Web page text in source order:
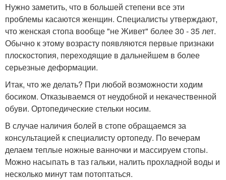
Нужно заметить, что в большей степени все эти
проблемы касаются женщин. Специалисты утверждают,
что женская стопа вообще "не Живет" более 30 - 35 лет.
Обычно к этому возрасту появляются первые признаки
плоскостопия, переходящие в дальнейшем в более
серьезные деформации.
Итак, что же делать? При любой возможности ходим
босиком. Отказываемся от неудобной и некачественной
обуви. Ортопедические стельки носим.
В случае наличия болей в стопе обращаемся за
консультацией к специалисту ортопеду. По вечерам
делаем теплые ножные ванночки и массируем стопы.
Можно насыпать в таз гальки, налить прохладной воды и
несколько минут там потоптаться.